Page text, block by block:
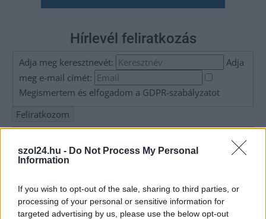
szol24.hu - Do Not Process My Personal
Information
If you wish to opt-out of the sale, sharing to third parties, or
processing of your personal or sensitive information for
targeted advertising by us, please use the below opt-out
Hírlevél feliratkozás
Adja meg keresztnevét:
Adja
meg e-mail címét:
Megismertem és elfogadom a GDPR-szabályzatot
Nem szeretne lemaradni semmiről? Csak egy kattintás, és hírlevelünk a
legfrissebb információkkal és exkluzív tartalmakkal hétről hétre
A SZOL24 legfrissebb 24 cikke